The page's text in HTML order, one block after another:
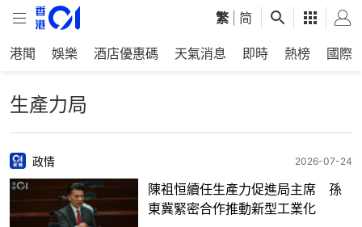
繁 简
港聞 娛樂 酒店優惠碼 天氣消息 即時 熱榜 國際
生產力局
政情 2026-07-24
陳祖恒續任生產力促進局主席 孫
東冀緊密合作推動新型工業化